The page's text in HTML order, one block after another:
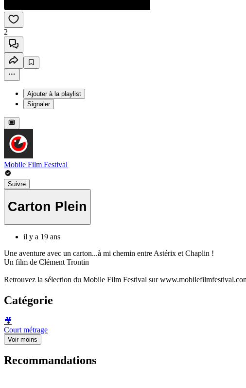
2
Ajouter à la playlist
Signaler
Mobile Film Festival
Suivre
Carton Plein
il y a 19 ans
Une aventure avec un carton...à mi chemin entre Astérix et Chaplin !
Un film de Clément Trontin
Retrouvez la sélection du Mobile Film Festival sur
Catégorie
🎥
Court métrage
Voir moins
Recommandations